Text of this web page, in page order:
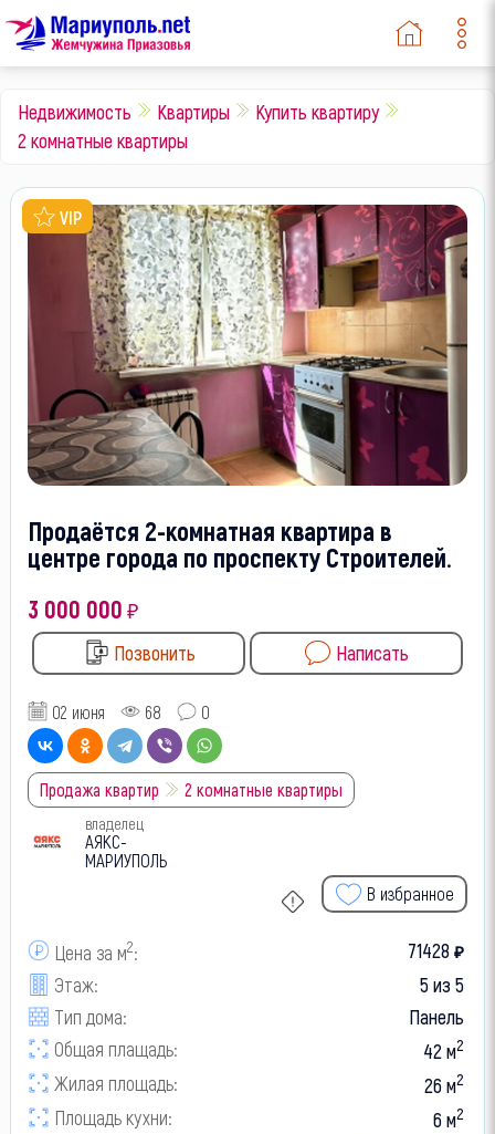
Недвижимость Квартиры
Купить квартиру
2 комнатные квартиры
VIP
Продаётся 2-комнатная квартира в
центре города по проспекту Строителей.
3 000 000 ₽
Позвонить
Написать
02 июня 68 0
Продажа квартир 2 комнатные квартиры
владелец
АЯКС-
МАРИУПОЛЬ
В избранное
Цена за м2: 71428₽
Этаж:
5 из 5
Тип дома:
Панель
Общая плащадь:
42 м2
Жилая площадь: 26 м2
Площадь кухни: 6 м2